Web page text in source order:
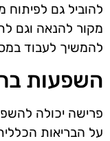
להוביל גם לפיתוח
מקור להנאה וגם
להמשיך לעבוד
השפעות
פרישה יכולה
על הבריאות